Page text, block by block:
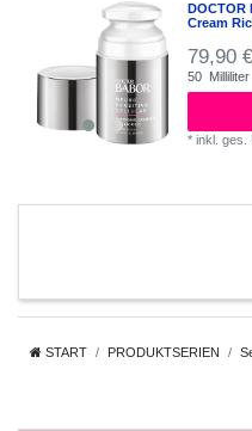
DOCTOR
Cream
79,90
50 Milliliter
*inkl. ges.
START PRODUKTSERIEN